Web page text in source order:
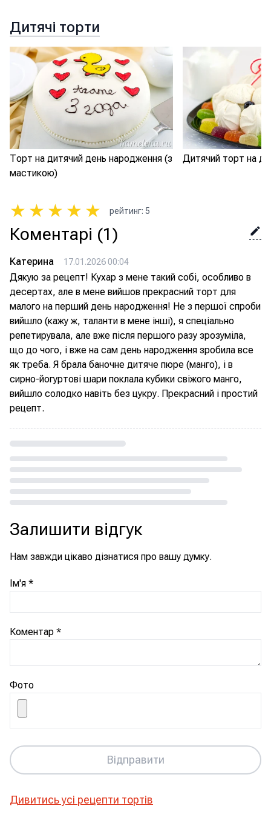
Дитячі торти
Торт на дитячий день народження (з
мастикою)
Дитячий торт на
★ ★ ★ ★ ★ рейтинг: 5
Коментарі (1)
Катерина 17.01.2026 00:04
Дякую за рецепт! Кухар з мене такий собі, особливо в
десертах, але в мене вийшов прекрасний торт для
малого на перший день народження! Не з першої спроби
вийшло (кажу ж, таланти в мене інші), я спеціально
репетирувала, але вже після першого разу зрозуміла,
що до чого, і вже на сам день народження зробила все
як треба. Я брала баночне дитяче пюре (манго), і в
сирно-йогуртові шари поклала кубики свіжого манго,
вийшло солодко навіть без цукру. Прекрасний і простий
рецепт.
Залишити відгук
Нам завжди цікаво дізнатися про вашу думку.
Ім'я *
Коментар *
Фото
Відправити
Дивитись усі рецепти тортів